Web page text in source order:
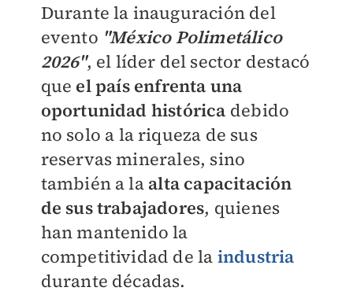
Durante la inauguración del
evento "México Polimetálico
2026", el líder del sector destacó
que el país enfrenta una
oportunidad histórica debido
no solo a la riqueza de sus
reservas minerales, sino
también a laalta capacitación
de sus trabajadores, quienes
han mantenido la
competitividad de la industria
durante décadas.